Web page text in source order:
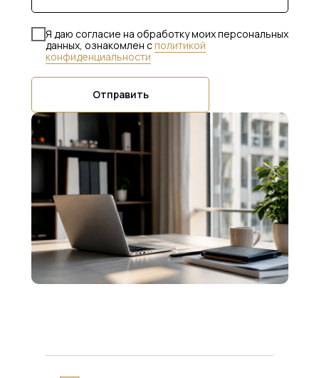
Я даю согласие на обработку моих персональных
данных, ознакомлен сполитикой
конфиденциальности
Отправить